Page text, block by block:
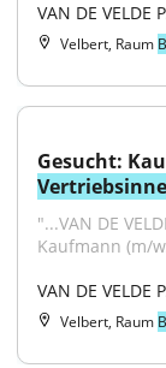
VAN DE VELDE
Velbert, Raum
"...VAN DE
Kaufmann (m/
VAN DE VELDE
Velbert, Raum